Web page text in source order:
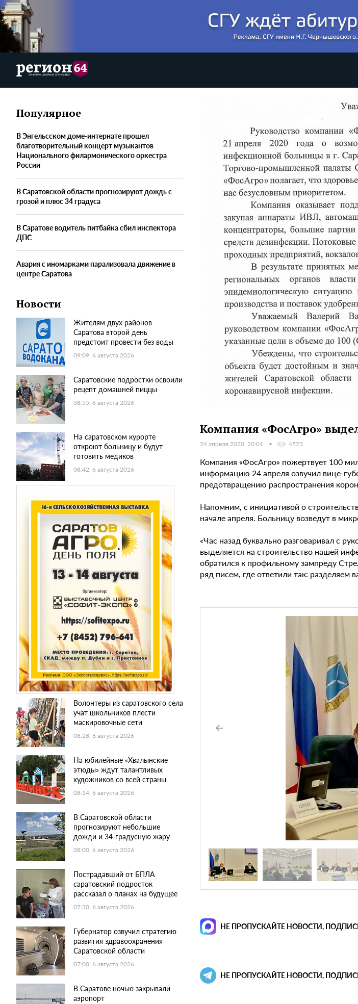
Популярное
В Энгельсском доме-интернате прошел
благотворительный концерт музыкантов
Национального филармонического оркестра
России
В Саратовской области прогнозируют дождь с
грозой и плюс 34 градуса
В Саратове водитель питбайка сбил инспектора
ДПС
Авария с иномарками парализовала движение в
центре Саратова
Новости
Жителям двух районов
Саратова второй день
предстоит провести без воды
09:09, 6 августа 2026
Саратовские подростки освоили
рецепт домашней пиццы
08:55, 6 августа 2026
На саратовском курорте
откроют больницу и будут
готовить медиков
08:42, 6 августа 2026
Волонтеры из саратовского села
учат школьников плести
маскировочные сети
08:28, 6 августа 2026
На юбилейные «Хвалынские
этюды» ждут талантливых
художников со всей страны
08:14, 6 августа 2026
В Саратовской области
прогнозируют небольшие
дожди и 34-градусную жару
08:00, 6 августа 2026
Пострадавший от БПЛА
саратовский подросток
рассказал о планах на будущее
07:30, 6 августа 2026
Губернатор озвучил стратегию
развития здравоохранения
Саратовской области
07:00, 6 августа 2026
В Саратове ночью закрывали
аэропорт
Компания «ФосАгро»
24 апреля 2020, 20:01 4523
Компания «ФосАгро» пожертвует 100
информацию 24 апреля озвучил вице-
предотвращению распространения
Напомним, с инициативой о
начале апреля. Больницу возведут в
«Час назад буквально разговаривал с
выделяется на строительство нашей
обратился к профильному зампреду
ряд писем, где ответили так:
НЕ ПРОПУСКАЙТЕ НОВОСТИ,
НЕ ПРОПУСКАЙТЕ НОВОСТИ,